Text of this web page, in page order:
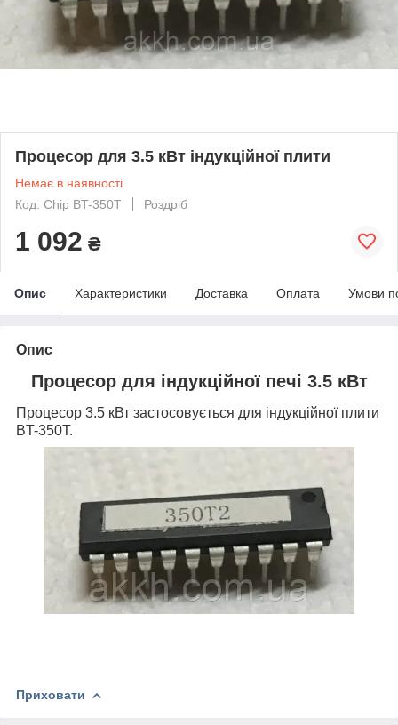
Процесор для 3.5 кВт індукційної плити
Немає в наявності
Код: Chip BT-350T
Роздріб
1 092 ₴
Опис Характеристики Доставка Оплата Умови
Опис
Процесор для індукційної печі 3.5 кВт
Процесор 3.5 кВт застосовується для індукційної плити
BT-350T.
Приховати